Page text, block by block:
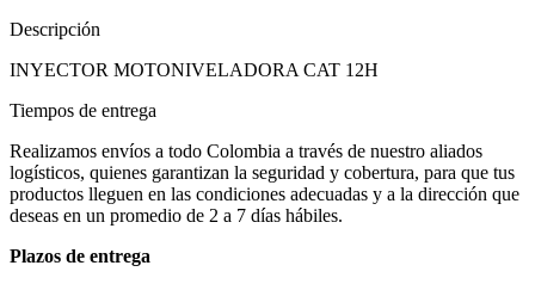
Descripción
INYECTOR MOTONIVELADORA CAT 12H
Tiempos de entrega
Realizamos envíos a todo Colombia a través de nuestro aliados
logísticos, quienes garantizan la seguridad y cobertura, para que tus
productos lleguen en las condiciones adecuadas y a la dirección que
deseas en un promedio de 2 a 7 días hábiles.
Plazos de entrega